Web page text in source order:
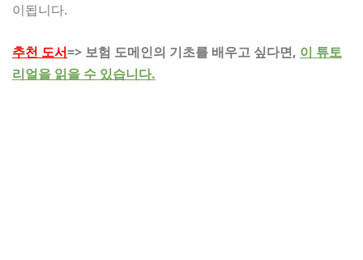
이됩니다.
추천 도서=> 보험 도메인의 기초를 배우고 싶다면, 이 튜토
리얼을 읽을 수 있습니다.